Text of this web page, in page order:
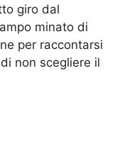
giro dal
minato di
per raccontarsi
non scegliere il